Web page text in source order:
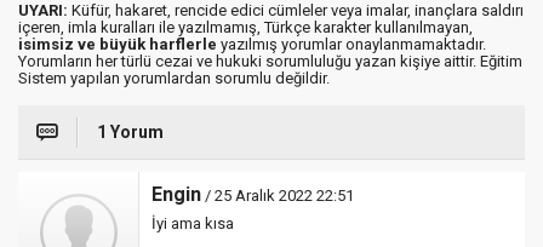
UYARI: Küfür, hakaret, rencide edici cümleler veya imalar, inançlara saldırı
içeren, imla kuralları ile yazılmamış, Türkçe karakter kullanılmayan,
isimsiz ve büyük harflerle yazılmış yorumlar onaylanmamaktadır.
Yorumların her türlü cezai ve hukuki sorumluluğu yazan kişiye aittir. Eğitim
Sistem yapılan yorumlardan sorumlu değildir.
1 Yorum
Engin / 25 Aralık 2022 22:51
İyi ama kısa